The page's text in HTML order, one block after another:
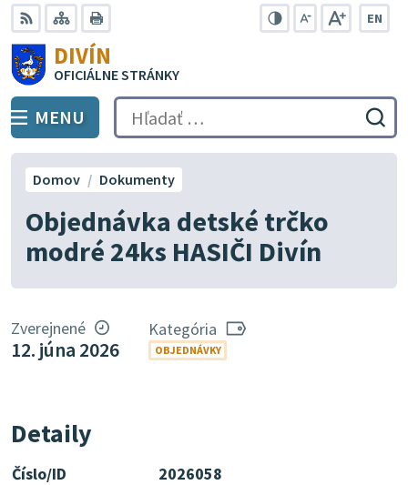
Preskočiť
na
obsah
RSS Mapa
EN
DIVÍN
OFICIÁLNE STRÁNKY
PREPNÚŤ
MENU Hľadať:
Objednávka detské trčko
modré 24ks HASIČI Divín
Domov Dokumenty
Zverejnené
12. júna 2026
Kategória
OBJEDNÁVKY
Detaily
Číslo/ID
2026058